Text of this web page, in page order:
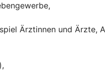
Ärztinnen und Ärzte,